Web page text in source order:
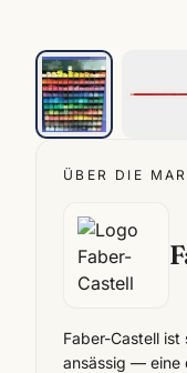
ÜBER DIE
Faber-Castell ist
ansässig — eine